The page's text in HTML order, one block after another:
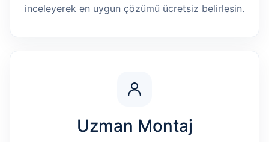
inceleyerek en uygun çözümü ücretsiz belirlesin.
Uzman Montaj